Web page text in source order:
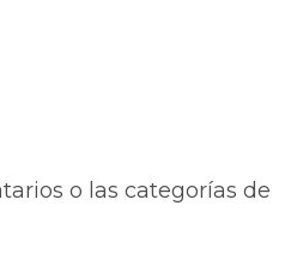
o las categorías de